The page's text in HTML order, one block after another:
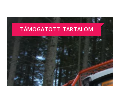
TÁMOGATOTT TARTALOM